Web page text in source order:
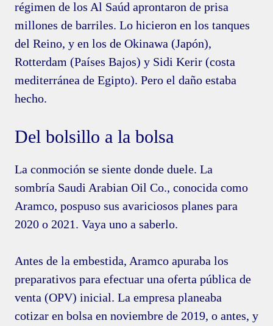
régimen de los Al Saúd aprontaron de prisa
millones de barriles. Lo hicieron en los tanques
del Reino, y en los de Okinawa (Japón),
Rotterdam (Países Bajos) y Sidi Kerir (costa
mediterránea de Egipto). Pero el daño estaba
hecho.
Del bolsillo a la bolsa
La conmoción se siente donde duele. La
sombría Saudi Arabian Oil Co., conocida como
Aramco, pospuso sus avariciosos planes para
2020 o 2021. Vaya uno a saberlo.
Antes de la embestida, Aramco apuraba los
preparativos para efectuar una oferta pública de
venta (OPV) inicial. La empresa planeaba
cotizar en bolsa en noviembre de 2019, o antes, y